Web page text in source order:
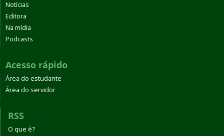
Notícias
Editora
Na mídia
Podcasts
Acesso rápido
Área do estudante
Área do servidor
RSS
O que é?